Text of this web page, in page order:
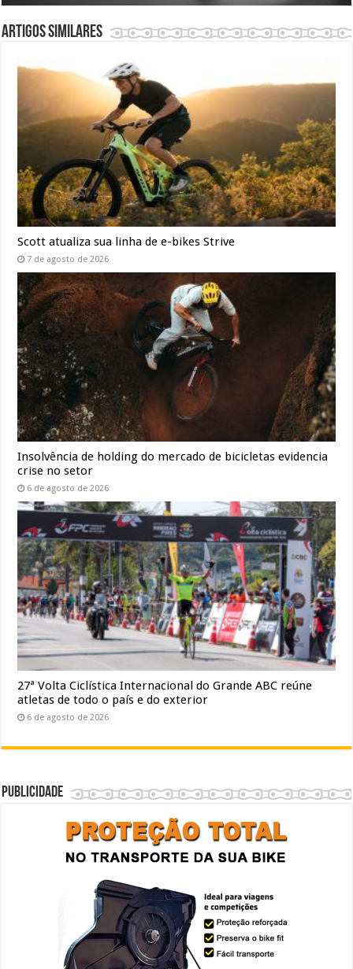
Artigos similares
Scott atualiza sua linha de e-bikes Strive
7 de agosto de 2026
Insolvência de holding do mercado de bicicletas evidencia
crise no setor
6 de agosto de 2026
27ª Volta Ciclística Internacional do Grande ABC reúne
atletas de todo o país e do exterior
6 de agosto de 2026
Publicidade